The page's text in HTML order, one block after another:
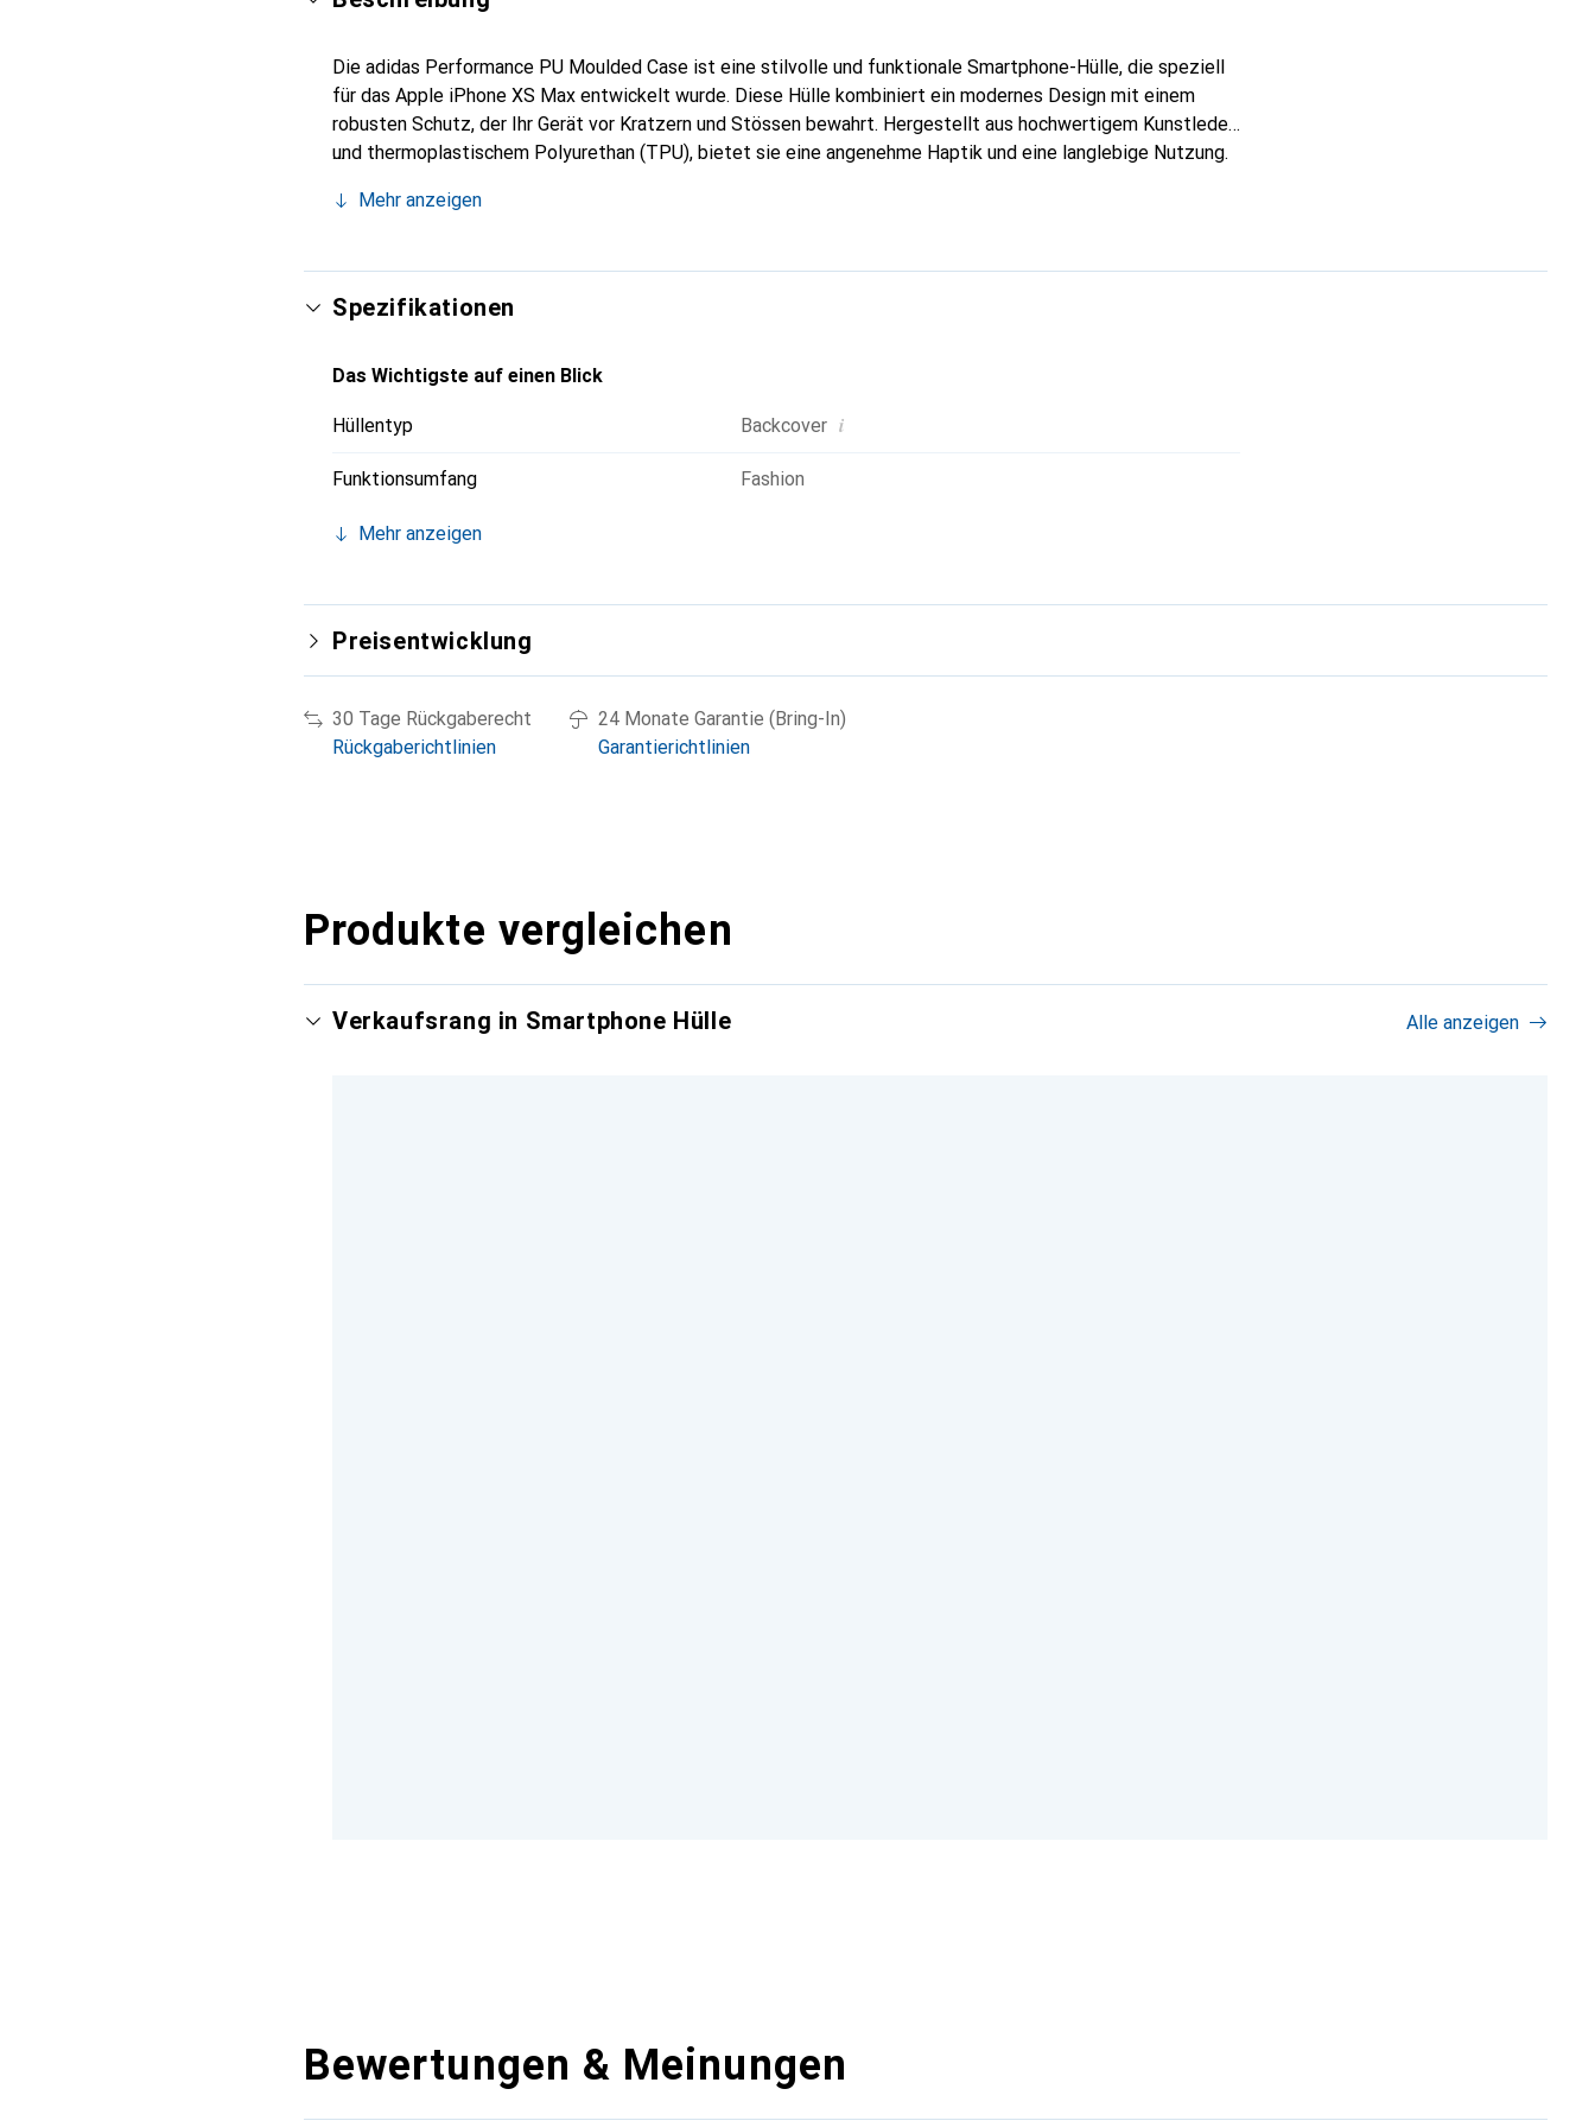
Die adidas Performance PU Moulded Case ist eine stilvolle und funktionale Smartphone-Hülle, die speziell
für das Apple iPhone XS Max entwickelt wurde. Diese Hülle kombiniert ein modernes Design mit einem
robusten Schutz, der Ihr Gerät vor Kratzern und Stössen bewahrt. Hergestellt aus hochwertigem Kunstleder
und thermoplastischem Polyurethan (TPU), bietet sie eine angenehme Haptik und eine langlebige Nutzung.
verschiedene Lebensstile integriert. Mit ihrem schlanken Profil und der passgenauen Form ermöglicht sie
beeinträchtigen. Diese Hülle ist nicht nur ein praktisches Zubehör, sondern auch ein modisches Statement
für alle, die Wert auf Design und Qualität legen.
Mehr anzeigen
Spezifikationen
Das Wichtigste auf einen Blick
Hüllentyp Backcover i
Funktionsumfang Fashion
Mehr anzeigen
Preisentwicklung
30 Tage Rückgaberecht
Rückgaberichtlinien
24 Monate Garantie (Bring-In)
Garantierichtlinien
Produkte vergleichen
Verkaufsrang in Smartphone Hülle Alle anzeigen
Bewertungen & Meinungen